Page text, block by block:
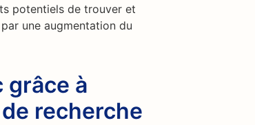
potentiels de trouver et
une augmentation du
grâce à
recherche